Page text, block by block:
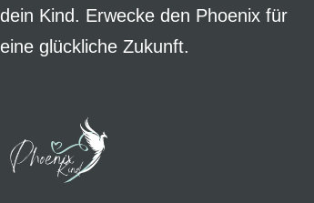
dein Kind. Erwecke den Phoenix für
eine glückliche Zukunft.